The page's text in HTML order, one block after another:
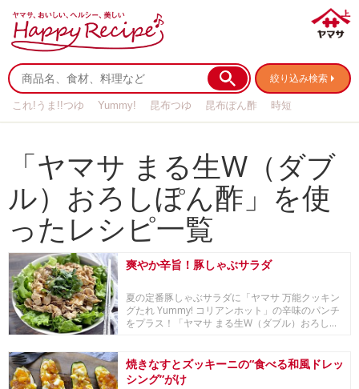
絞り込み検索
これ!うま!!つゆ Yummy! 昆布つゆ 昆布ぽん酢
時短
「ヤマサ まる生W（ダブ
ル）おろしぽん酢」を使
ったレシピ一覧
爽やか辛旨！豚しゃぶサラダ
夏の定番豚しゃぶサラダに「ヤマサ 万能クッキン
グたれ Yummy! コリアンホット」の辛味のパンチ
をプラス！「ヤマサ まる生W（ダブル）おろし...
焼きなすとズッキーニの“食べる和風ドレッ
シング”がけ